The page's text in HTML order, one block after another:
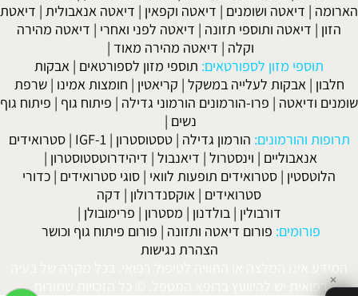
הארומה | דיאטה ושומנים | דיאטה וקפאין | דיאטה אנאבולית | דיאטת
הזון | דיאטה ותוספי תזונה | דיאטה לפני ואחרי | דיאטה מהירה
וקלה | דיאטה מהירה מאוד |
תוספי מזון לספורטאים: תוספי מזון לספורטאים | אבקות
חלבון | אבקות לעלייה במשקל | קריאטין | חומצות אמינו |שרפת
שומנים ודיאטה | פרו-הורמונים הורמוני גדילה | פיתוח גוף | פיתוח גוף
נשים |
תרופות והורמונים: הורמון גדילה |טסטוסטרון |
IGF-1
|סטרואידים
אנאבוליים | וינסטרול | דיאנבול | דיהידרוטסטוסטרון |
הלוטסטין | סטרואידים תופעות לוואי | סוגי סטרואידים | כדורי
סטרואידים | אוקסנדרולון | דקה
דורבולין | בולדנון | מסטרון | פרימובולן |
פורומים: פורום דיאטה ותזונה | פורום פיתוח גוף וכושר
הצהרת נגישות
המידע אינו המלצה או התוויה לטיפול רפואי. בכל מקרה של בעיה
רפואית יש להיוועץ ברופא המטפל. © כל הזכויות שמורות. ✕